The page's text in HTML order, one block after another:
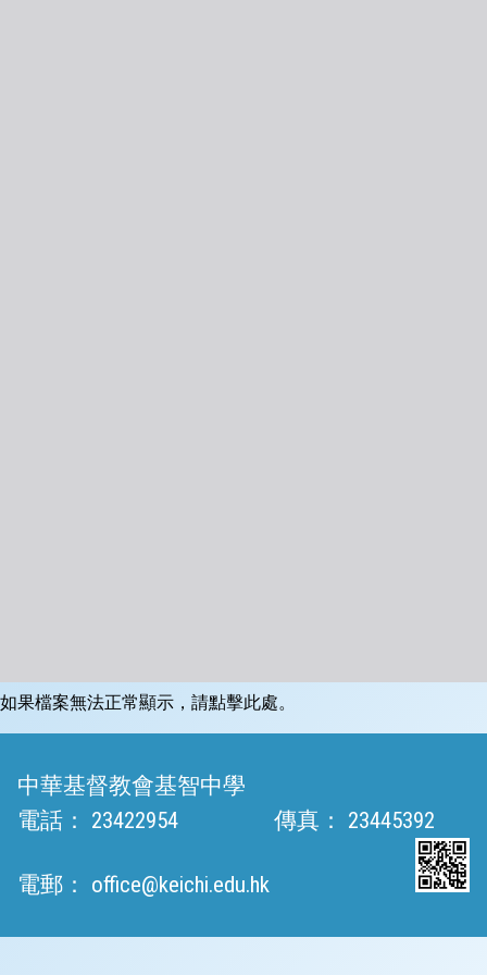
如果檔案無法正常顯示，請點擊此處。
中華基督教會基智中學
電話：
23422954 傳真： 23445392
電郵： office@keichi.edu.hk